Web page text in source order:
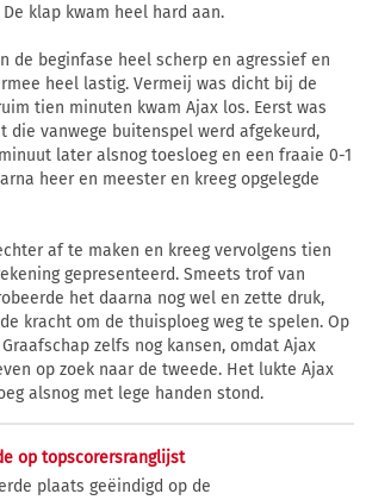
klap kwam heel hard aan.
de beginfase heel scherp en agressief en
heel lastig. Vermeij was dicht bij de
tien minuten kwam Ajax los. Eerst was
die vanwege buitenspel werd afgekeurd,
later alsnog toesloeg en een fraaie 0-1
heer en meester en kreeg opgelegde
af te maken en kreeg vervolgens tien
gepresenteerd. Smeets trof van
het daarna nog wel en zette druk,
kracht om de thuisploeg weg te spelen. Op
zelfs nog kansen, omdat Ajax
op zoek naar de tweede. Het lukte Ajax
alsnog met lege handen stond.
op topscorersranglijst
plaats geëindigd op de